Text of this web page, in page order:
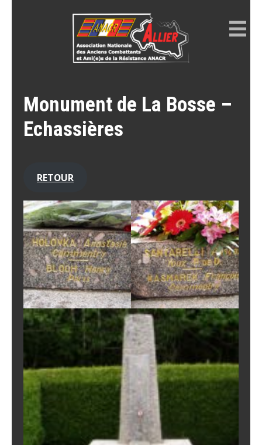
Monument de La Bosse –
Echassières
RETOUR